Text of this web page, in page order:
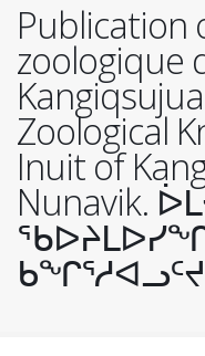
Publication
zoologique
Zoological
Inuit of
Nunavik.